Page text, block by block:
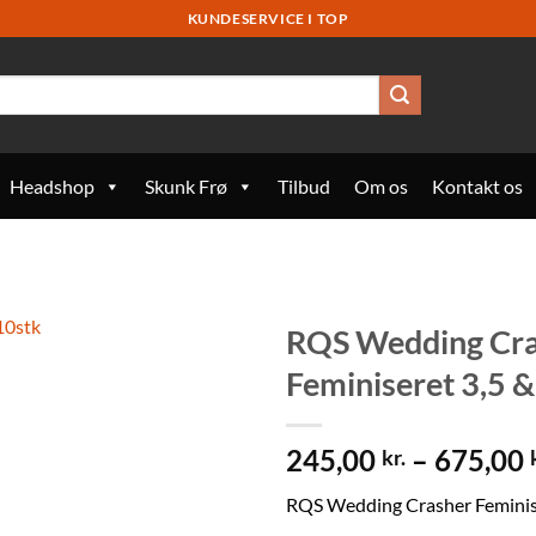
KUNDESERVICE I TOP
Headshop Skunk Frø Tilbud Om os Kontakt os
RQS Wedding
Feminiseret 3,5
245,00 kr. – 675,00
RQS Wedding Crasher